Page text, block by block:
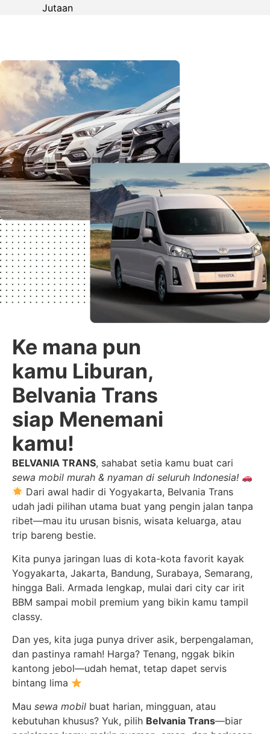
Ke mana pun
kamu Liburan,
Belvania Trans
siap Menemani
kamu!
BELVANIA TRANS, sahabat setia kamu buat cari
sewa mobil murah & nyaman di seluruh Indonesia!
Dari awal hadir di Yogyakarta, Belvania Trans
udah jadi pilihan utama buat yang pengin jalan tanpa
ribet—mau itu urusan bisnis, wisata keluarga, atau
trip bareng bestie.
Kita punya jaringan luas di kota-kota favorit kayak
Yogyakarta, Jakarta, Bandung, Surabaya, Semarang,
hingga Bali. Armada lengkap, mulai dari city car irit
BBM sampai mobil premium yang bikin kamu tampil
classy.
Dan yes, kita juga punya driver asik, berpengalaman,
dan pastinya ramah! Harga? Tenang, nggak bikin
kantong jebol—udah hemat, tetap dapet servis
bintang lima
Mau sewa mobil buat harian, mingguan, atau
kebutuhan khusus? Yuk, pilih Belvania Trans —biar